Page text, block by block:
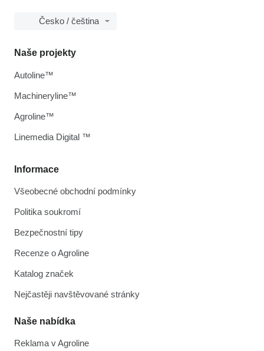
Česko / čeština
Informace
Všeobecné obchodní podmínky
Politika soukromí
Bezpečnostní tipy
Recenze o Agroline
Katalog značek
Nejčastěji navštěvované stránky
Naše nabídka
Reklama v Agroline
Naše projekty
Autoline™
Machineryline™
Agroline™
Linemedia Digital ™